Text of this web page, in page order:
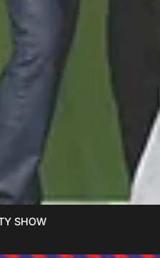
SHOW